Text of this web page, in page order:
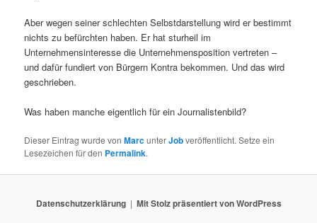
Aber wegen seiner schlechten Selbstdarstellung wird er bestimmt
nichts zu befürchten haben. Er hat sturheil im
Unternehmensinteresse die Unternehmensposition vertreten –
und dafür fundiert von Bürgern Kontra bekommen. Und das wird
geschrieben.
Was haben manche eigentlich für ein Journalistenbild?
Dieser Eintrag wurde vonMarcunterJobveröffentlicht. Setze ein
Lesezeichen für den Permalink.
Datenschutzerklärung Mit Stolz präsentiert von WordPress